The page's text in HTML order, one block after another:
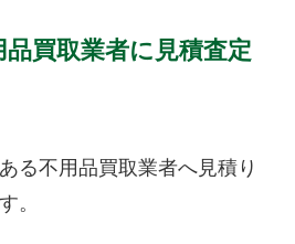
買取業者に 見積査定
る不用品買取業者へ見積り
。